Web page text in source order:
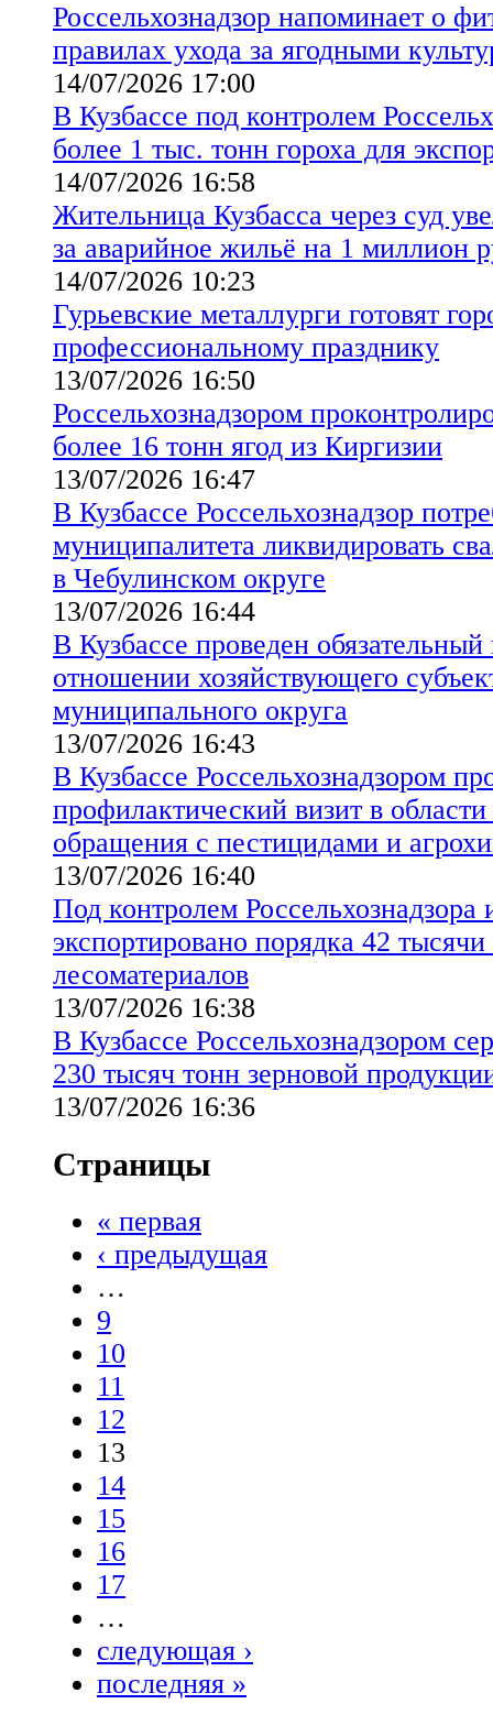
Россельхознадзор напоминает о
правилах ухода за ягодными
14/07/2026 17:00
В Кузбассе под контролем
более 1 тыс. тонн гороха для
14/07/2026 16:58
Жительница Кузбасса через суд
за аварийное жильё на 1 миллион
14/07/2026 10:23
Гурьевские металлурги готовят
профессиональному празднику
13/07/2026 16:50
Россельхознадзором
более 16 тонн ягод из Киргизии
13/07/2026 16:47
В Кузбассе Россельхознадзор
муниципалитета ликвидировать
в Чебулинском округе
13/07/2026 16:44
В Кузбассе проведен
отношении хозяйствующего
муниципального округа
13/07/2026 16:43
В Кузбассе Россельхознадзором
профилактический визит в области
обращения с пестицидами и
13/07/2026 16:40
Под контролем Россельхознадзора
экспортировано порядка 42
лесоматериалов
13/07/2026 16:38
В Кузбассе Россельхознадзором
230 тысяч тонн зерновой
13/07/2026 16:36
Страницы
« первая
‹ предыдущая
…
9
10
11
12
13
14
15
16
17
…
следующая ›
последняя »